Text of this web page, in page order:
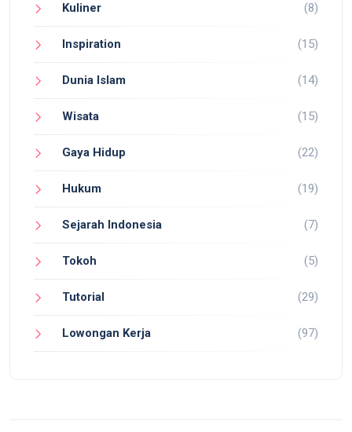
Kuliner (8)
Inspiration (15)
Dunia Islam (14)
Wisata (15)
Gaya Hidup (22)
Hukum (19)
Sejarah Indonesia (7)
Tokoh (5)
Tutorial (29)
Lowongan Kerja (97)